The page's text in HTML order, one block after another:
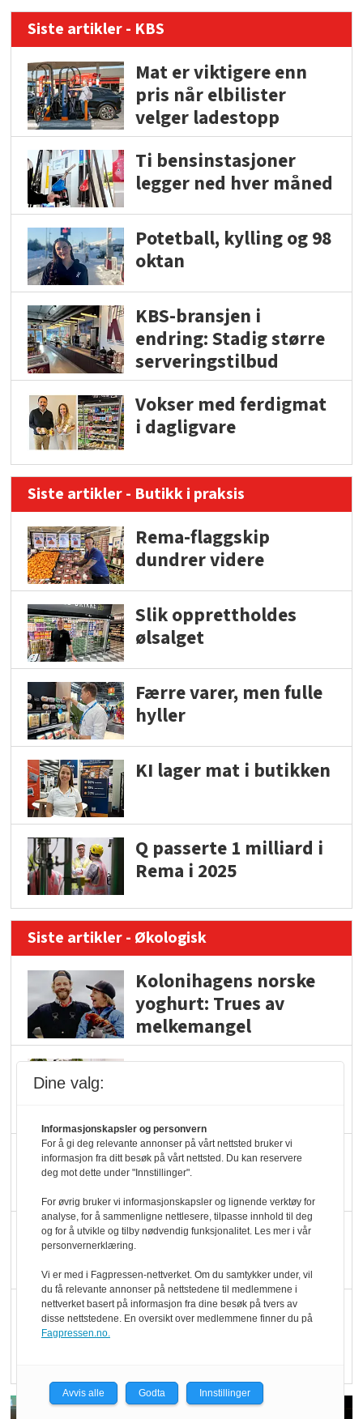
Siste artikler - KBS
Mat er viktigere enn
pris når elbilister
velger ladestopp
Ti bensinstasjoner
legger ned hver måned
Potetball, kylling og 98
oktan
KBS-bransjen i
endring: Stadig større
serveringstilbud
Vokser med ferdigmat
i dagligvare
Siste artikler - Butikk i praksis
Rema-flaggskip
dundrer videre
Slik opprettholdes
ølsalget
Færre varer, men fulle
hyller
KI lager mat i butikken
Q passerte 1 milliard i
Rema i 2025
Siste artikler - Økologisk
Kolonihagens norske
yoghurt: Trues av
melkemangel
Marit Kolby vant
Blir enklere å velge
økologisk i butikkhylla
Kolonihagen sliter
Rapport: Økokundene
Dine valg:
Informasjonskapsler og personvern
For å gi deg relevante annonser på vårt nettsted bruker vi
informasjon fra ditt besøk på vårt nettsted. Du kan reservere
deg mot dette under "Innstillinger".
For øvrig bruker vi informasjonskapsler og lignende verktøy for
analyse, for å sammenligne nettlesere, tilpasse innhold til deg
og for å utvikle og tilby nødvendig funksjonalitet. Les mer i vår
personvernerklæring.
Vi er med i Fagpressen-nettverket. Om du samtykker under, vil
du få relevante annonser på nettstedene til medlemmene i
nettverket basert på informasjon fra dine besøk på tvers av
disse nettstedene. En oversikt over medlemmene finner du på
Fagpressen.no.
Avvis alle Godta Innstillinger